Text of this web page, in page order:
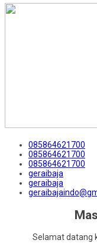
085864621700
085864621700
085864621700
geraibaja
geraibaja
Selamat datang